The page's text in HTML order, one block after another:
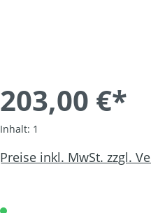
203,00 €*
Inhalt: 1
Preise inkl. MwSt. zzgl.